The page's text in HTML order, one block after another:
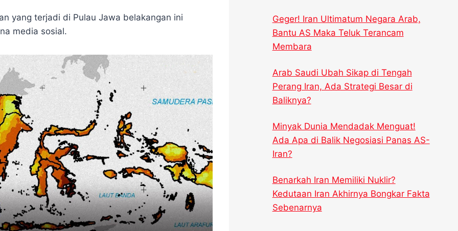
yang terjadi di Pulau Jawa belakangan ini
media sosial.
Geger! Iran Ultimatum Negara Arab,
Bantu AS Maka Teluk Terancam
Membara
Arab Saudi Ubah Sikap di Tengah
Perang Iran, Ada Strategi Besar di
Baliknya?
Minyak Dunia Mendadak Menguat!
Ada Apa di Balik Negosiasi Panas AS-
Iran?
Benarkah Iran Memiliki Nuklir?
Kedutaan Iran Akhirnya Bongkar Fakta
Sebenarnya